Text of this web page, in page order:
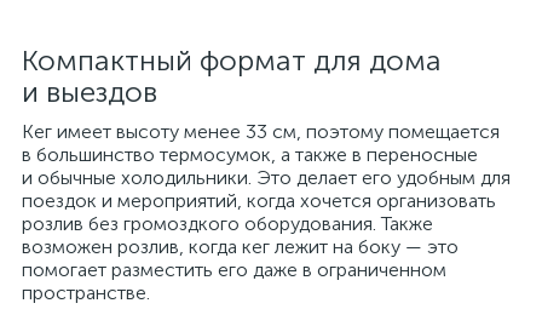
Компактный формат для дома
и выездов
Кег имеет высоту менее 33 см, поэтому помещается
в большинство термосумок, а также в переносные
и обычные холодильники. Это делает его удобным для
поездок и мероприятий, когда хочется организовать
розлив без громоздкого оборудования. Также
возможен розлив, когда кег лежит на боку — это
помогает разместить его даже в ограниченном
пространстве.